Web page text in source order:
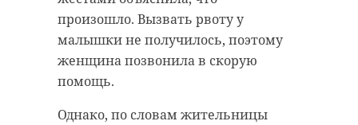
произошло. Вызвать рвоту у
малышки не получилось, поэтому
женщина позвонила в скорую
помощь.
Однако, по словам жительницы